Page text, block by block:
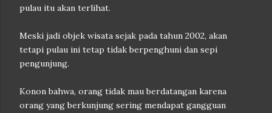
pulau itu akan terlihat.
Meski jadi objek wisata sejak pada tahun 2002, akan
tetapi pulau ini tetap tidak berpenghuni dan sepi
pengunjung.
Konon bahwa, orang tidak mau berdatangan karena
orang yang berkunjung sering mendapat gangguan